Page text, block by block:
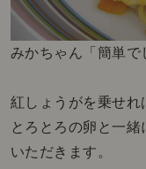
みかちゃん「簡単で
紅しょうがを乗せれ
とろとろの卵と一
いただきます。